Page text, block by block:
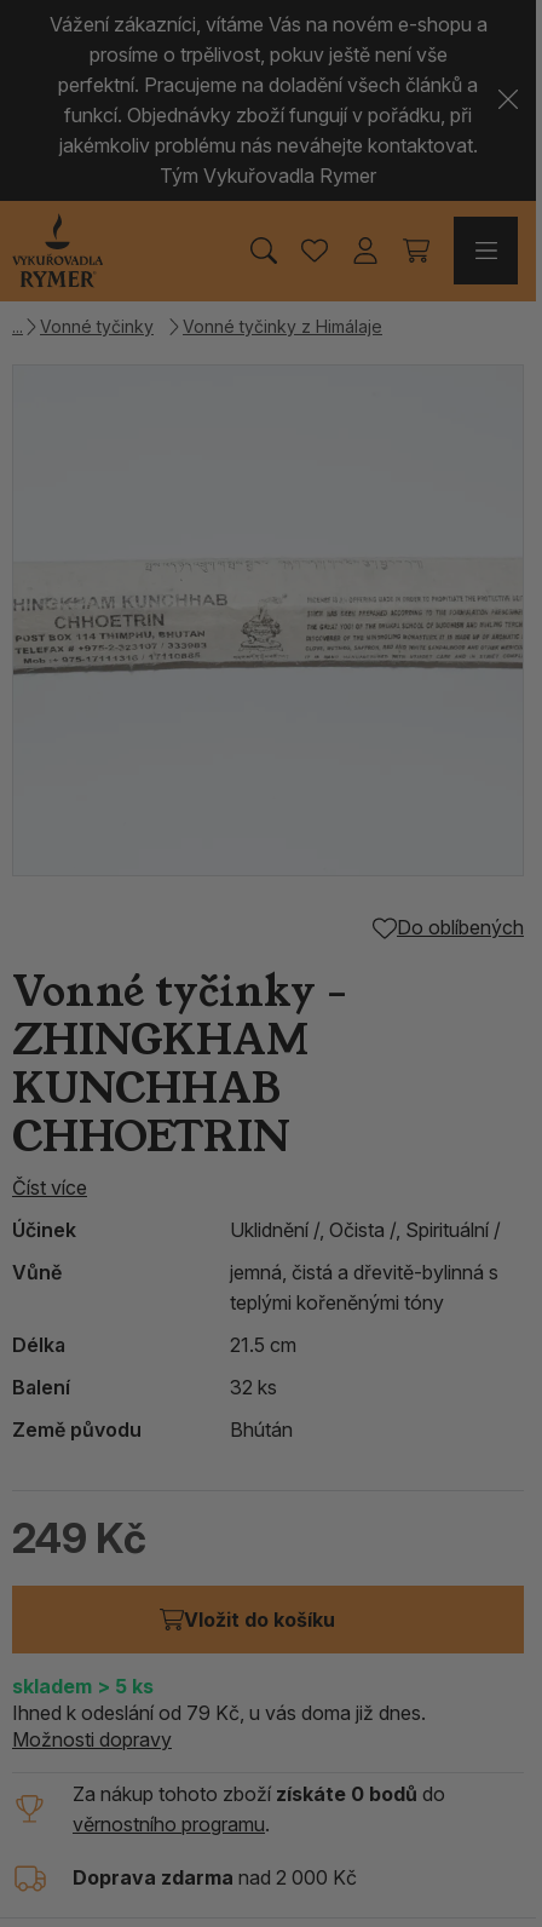
Vážení zákazníci, vítáme Vás na novém e-shopu a
prosíme o trpělivost, pokuv ještě není vše
perfektní. Pracujeme na doladění všech článků a
funkcí. Objednávky zboží fungují v pořádku, při
jakémkoliv problému nás neváhejte kontaktovat.
Tým Vykuřovadla Rymer
Vonné tyčinky Vonné tyčinky z Himálaje
Do oblíbených
Vonné tyčinky -
ZHINGKHAM
KUNCHHAB
CHHOETRIN
Číst více
Účinek
Uklidnění /, Očista /, Spirituální /
Vůně
jemná, čistá a dřevitě-bylinná s
teplými kořeněnými tóny
Délka
21.5 cm
Balení
32 ks
Země původu
Bhútán
249 Kč
Vložit do košíku
skladem > 5 ks
Ihned k odeslání od 79 Kč, u vás doma již dnes.
Možnosti dopravy
Za nákup tohoto zboží získáte 0 bodů do
věrnostního programu.
Doprava zdarma nad 2 000 Kč